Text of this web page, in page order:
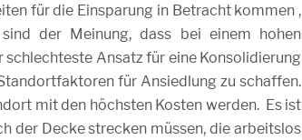
für die Einsparung in Betracht kommen ,
der Meinung, dass bei einem hohen
Ansatz für eine Konsolidierung
für Ansiedlung zu schaffen.
mit den höchsten Kosten werden. Es ist
der Decke strecken müssen, die arbeitslos